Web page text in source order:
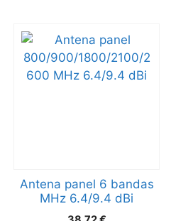
Antena panel 6 bandas
MHz 6.4/9.4 dBi